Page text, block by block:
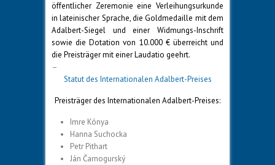
öffentlicher Zeremonie eine Verleihungsurkunde
in lateinischer Sprache, die Goldmedaille mit dem
Adalbert-Siegel und einer Widmungs-Inschrift
sowie die Dotation von 10.000 € überreicht und
die Preisträger mit einer Laudatio geehrt.
–
Statut des Internationalen Adalbert-Preises
Preisträger des Internationalen Adalbert-Preises:
Imre Kónya
Hanna Suchocka
Petr Pithart
Ján Čarnogurský